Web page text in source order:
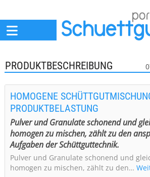
PRODUKTBESCHREIBUNG
HOMOGENE
PRODUKTBELASTUNG
Pulver und Granulate schonend und
homogen zu mischen, zählt zu den
Aufgaben der Schüttguttechnik.
Pulver und Granulate schonend und
homogen zu mischen, zählt zu den…